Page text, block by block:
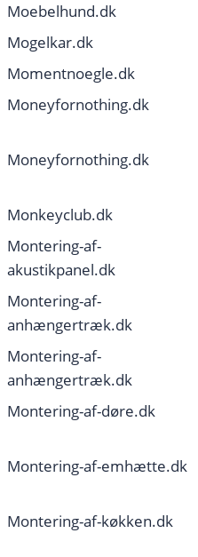
Moebelhund.dk
Mogelkar.dk
Momentnoegle.dk
Moneyfornothing.dk
Moneyfornothing.dk
Monkeyclub.dk
Montering-af-
akustikpanel.dk
Montering-af-
anhængertræk.dk
Montering-af-
anhængertræk.dk
Montering-af-døre.dk
Montering-af-emhætte.dk
Montering-af-køkken.dk